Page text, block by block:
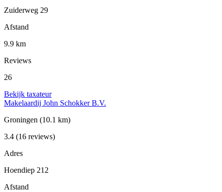
Zuiderweg 29
Afstand
9.9 km
Reviews
26
Bekijk taxateur
Makelaardij John Schokker B.V.
Groningen (10.1 km)
3.4 (16 reviews)
Adres
Hoendiep 212
Afstand